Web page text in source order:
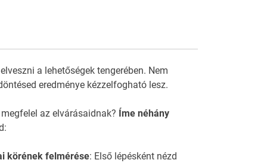
a lehetőségek tengerében. Nem
eredménye kézzelfogható lesz.
az elvárásaidnak? Íme néhány
körének felmérése: Első lépésként nézd